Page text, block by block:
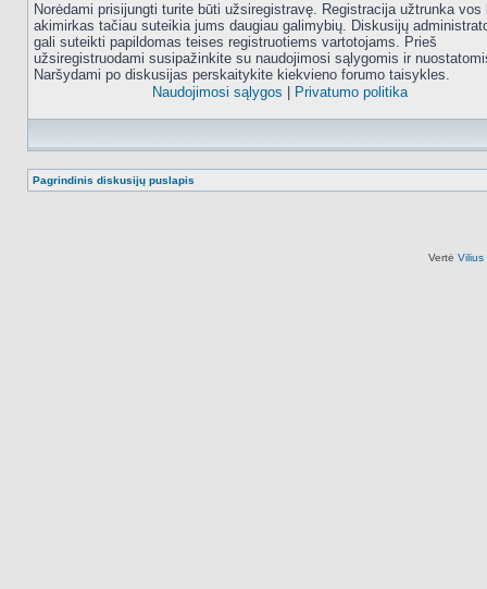
Norėdami prisijungti turite būti užsiregistravę. Registracija užtrunka vos
akimirkas tačiau suteikia jums daugiau galimybių. Diskusijų
gali suteikti papildomas teises registruotiems vartotojams. Prieš
užsiregistruodami susipažinkite su naudojimosi sąlygomis ir
Naršydami po diskusijas perskaitykite kiekvieno forumo taisykles.
Naudojimosi sąlygos
Privatumo politika
Pagrindinis diskusijų puslapis
Vertė Vilius